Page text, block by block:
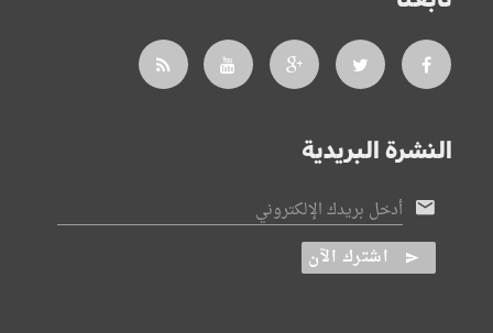
النشرة البريدية
أدخل بريدك الإلكتروني
اشترك الآن